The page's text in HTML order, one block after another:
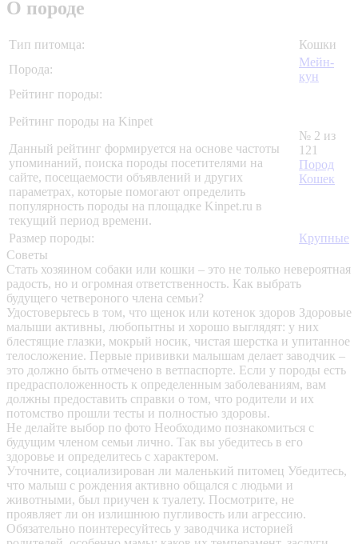
О породе
Тип питомца:
Кошки
Порода:
Мейн-
кун
Рейтинг породы:
Рейтинг породы на Kinpet
Данный рейтинг формируется на основе частоты
упоминаний, поиска породы посетителями на
сайте, посещаемости объявлений и других
параметрах, которые помогают определить
популярность породы на площадке Kinpet.ru в
текущий период времени.
№ 2 из
121
Пород
Кошек
Размер породы:
Крупные
Советы
Стать хозяином собаки или кошки – это не только невероятная
радость, но и огромная ответственность. Как выбрать
будущего четвероного члена семьи?
Удостоверьтесь в том, что щенок или котенок здоров Здоровые
малыши активны, любопытны и хорошо выглядят: у них
блестящие глазки, мокрый носик, чистая шерстка и упитанное
телосложение. Первые прививки малышам делает заводчик –
это должно быть отмечено в ветпаспорте. Если у породы есть
предрасположенность к определенным заболеваниям, вам
должны предоставить справки о том, что родители и их
потомство прошли тесты и полностью здоровы.
Не делайте выбор по фото Необходимо познакомиться с
будущим членом семьи лично. Так вы убедитесь в его
здоровье и определитесь с характером.
Уточните, социализирован ли маленький питомец Убедитесь,
что малыш с рождения активно общался с людьми и
животными, был приучен к туалету. Посмотрите, не
проявляет ли он излишнюю пугливость или агрессию.
Обязательно поинтересуйтесь у заводчика историей